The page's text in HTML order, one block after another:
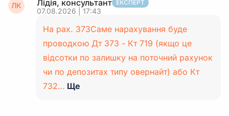
ЛК Лідія, консультант ЕКСПЕРТ
07.08.2026 | 17:43
На рах. 373Саме нарахування буде
проводкою Дт 373 - Кт 719 (якщо це
відсотки по залишку на поточний рахунок
чи по депозитах типу овернайт) або Кт
732… Ще